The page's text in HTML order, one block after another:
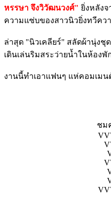
หรรษา จึงวิวัฒนวงศ์" ยิ่งหลัง
ความแซ่บของสาวนิวยิ่งทวีคว
ล่าสุด "นิวเคลียร์" สลัดผ้านุ่งชุ
เดินเล่นริมสระว่ายน้ำในห้อง
งานนี้ทำเอาแฟนๆ แห่คอมเม
ชม